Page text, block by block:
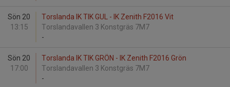
Sön 20
13:15
Torslanda IK TIK GUL - IK Zenith F2016 Vit
Torslandavallen 3 Konstgräs 7M7
-
Sön 20
17:00
Torslanda IK TIK GRÖN - IK Zenith F2016 Grön
Torslandavallen 3 Konstgräs 7M7
-